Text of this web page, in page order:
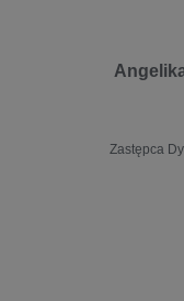
Zastępca